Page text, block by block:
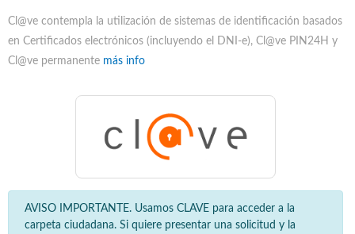
Cl@ve contempla la utilización de sistemas de identificación basados
en Certificados electrónicos (incluyendo el DNI-e), Cl@ve PIN24H y
Cl@ve permanente más info
AVISO IMPORTANTE. Usamos CLAVE para acceder a la
carpeta ciudadana. Si quiere presentar una solicitud y la